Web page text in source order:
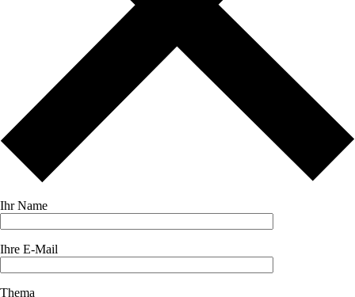
Ihr Name
Ihre E-Mail
Thema